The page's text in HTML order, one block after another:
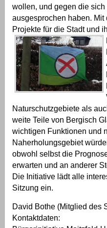
wollen, und gegen die
ausgesprochen haben.
Projekte für die Stadt und
Naturschutzgebiete als
weite Teile von Bergisch
wichtigen Funktionen und
Naherholungsgebiet
obwohl selbst die
erwarten und an anderer
Die Initiative lädt alle
Sitzung ein.
David Bothe (Mitglied des
Kontaktdaten: